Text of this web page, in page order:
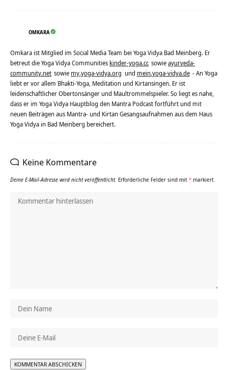
OMKARA
Omkara ist Mitglied im Social Media Team bei Yoga Vidya Bad Meinberg. Er
betreut die Yoga Vidya Communities kinder-yoga.cc sowieayurveda-
community.net sowie my.yoga-vidya.org und mein.yoga-vidya.de - An Yoga
liebt er vor allem Bhakti-Yoga, Meditation und Kirtansingen. Er ist
leidenschaftlicher Obertonsänger und Maultrommelspieler. So liegt es nahe,
dass er im Yoga Vidya Hauptblog den Mantra Podcast fortführt und mit
neuen Beiträgen aus Mantra- und Kirtan Gesangsaufnahmen aus dem Haus
Yoga Vidya in Bad Meinberg bereichert.
Keine Kommentare
Deine E-Mail-Adresse wird nicht veröffentlicht. Erforderliche Felder sind mit * markiert.